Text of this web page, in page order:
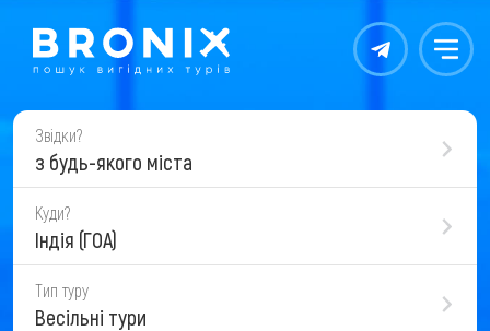
Контакты Меню
Звідки?
з будь-якого міста
Куди?
Індія (ГОА)
Тип туру
Весільні тури